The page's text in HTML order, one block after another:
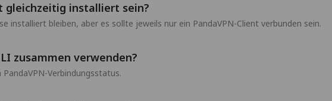
gleichzeitig installiert sein?
installiert bleiben, aber es sollte jeweils nur ein PandaVPN-Client verbunden sein.
zusammen verwenden?
Verbindungsstatus.